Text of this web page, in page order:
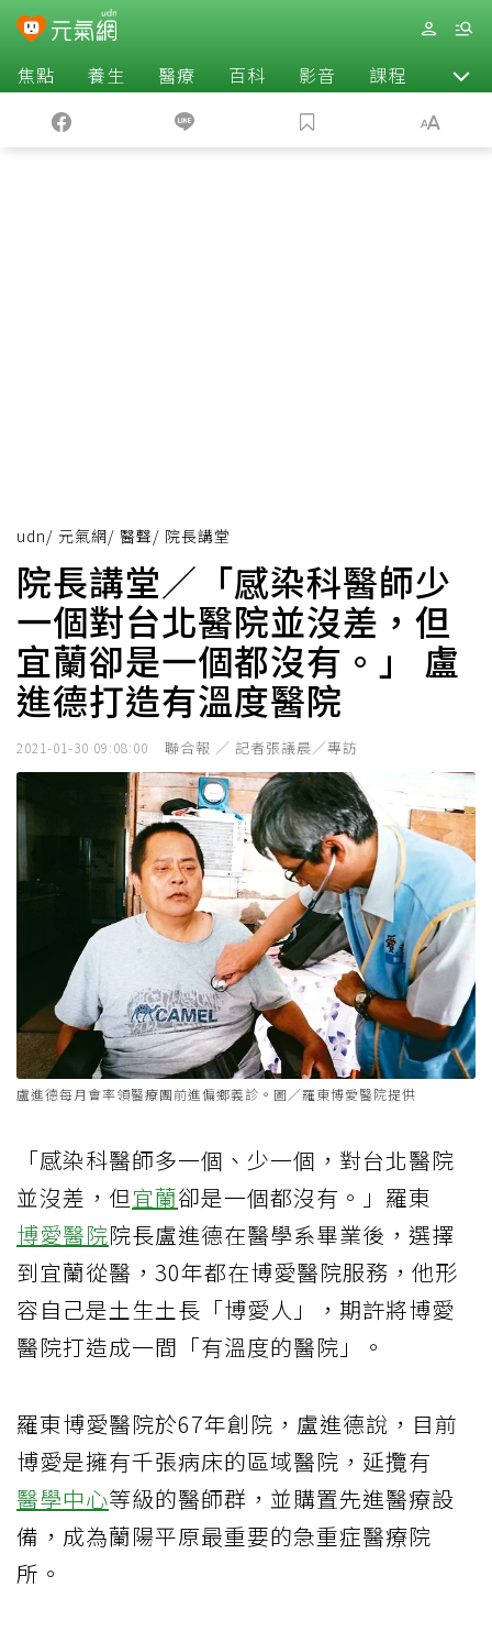
焦點 養生 醫療 百科 影音 課程 退休
udn/ 元氣網/ 醫聲/ 院長講堂
院長講堂／「感染科醫師少
一個對台北醫院並沒差，但
宜蘭卻是一個都沒有。」 盧
進德打造有溫度醫院
2021-01-30 09:08:00 聯合報 ／ 記者張議晨／專訪
盧進德每月會率領醫療團前進偏鄉義診。圖／羅東博愛醫院提供
「感染科醫師多一個、少一個，對台北醫院
並沒差，但宜蘭卻是一個都沒有。」羅東
博愛醫院院長盧進德在醫學系畢業後，選擇
到宜蘭從醫，30年都在博愛醫院服務，他形
容自己是土生土長「博愛人」，期許將博愛
醫院打造成一間「有溫度的醫院」。
羅東博愛醫院於67年創院，盧進德說，目前
博愛是擁有千張病床的區域醫院，延攬有
醫學中心等級的醫師群，並購置先進醫療設
備，成為蘭陽平原最重要的急重症醫療院
所。